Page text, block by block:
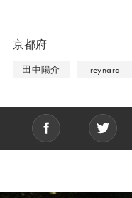
京都府
田中陽介 reynard